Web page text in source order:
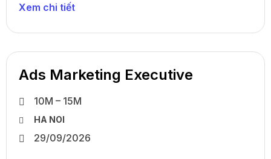
Xem chi tiết
Ads Marketing Executive
10M – 15M
HA NOI
29/09/2026